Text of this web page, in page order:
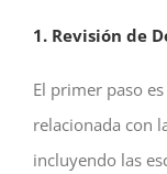
1. Revisión de
El primer paso
relacionada con
incluyendo las